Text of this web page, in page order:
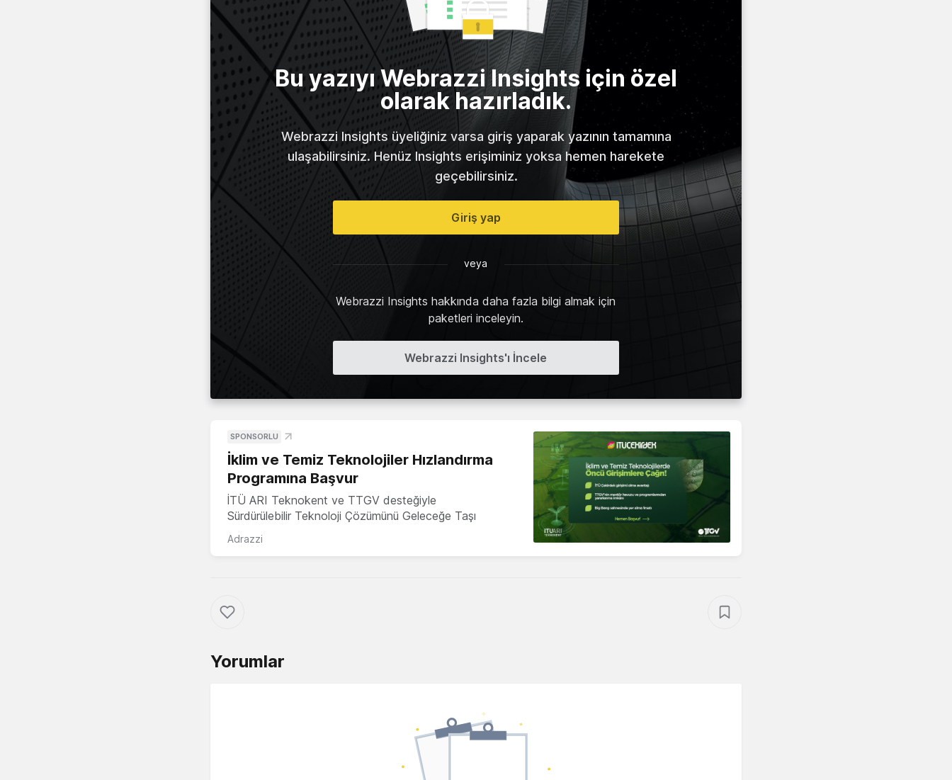
Bu yazıyı Webrazzi Insights için özel
olarak hazırladık.
Webrazzi Insights üyeliğiniz varsa giriş yaparak yazının tamamına
ulaşabilirsiniz. Henüz Insights erişiminiz yoksa hemen harekete
geçebilirsiniz.
Giriş yap
veya
Webrazzi Insights hakkında daha fazla bilgi almak için
paketleri inceleyin.
Webrazzi Insights'ı İncele
SPONSORLU
İklim ve Temiz Teknolojiler Hızlandırma
Programına Başvur
İTÜ ARI Teknokent ve TTGV desteğiyle
Sürdürülebilir Teknoloji Çözümünü Geleceğe Taşı
Adrazzi
Yorumlar